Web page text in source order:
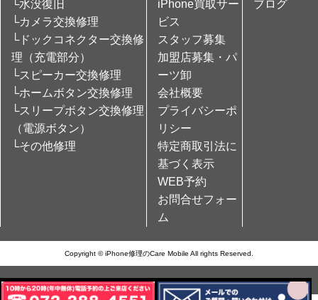
└水没復旧
└カメラ交換修理
└ドックコネクター交換修
理（充電部分）
└スピーカー交換修理
└ホームボタン交換修理
└スリープボタン交換修理
（電源ボタン）
└その他修理
iPhone買取サー
ビス
スタッフ募集
加盟店募集・パ
ーツ卸
会社概要
プライバシーポ
リシー
特定商取引法に
基づく表示
WEB予約
お問合せフォー
ム
ブログ
Copyright © iPhone修理のCare Mobile All rights Reserved.